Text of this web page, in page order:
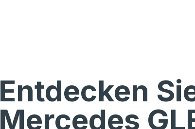
Entdecken
Mercedes